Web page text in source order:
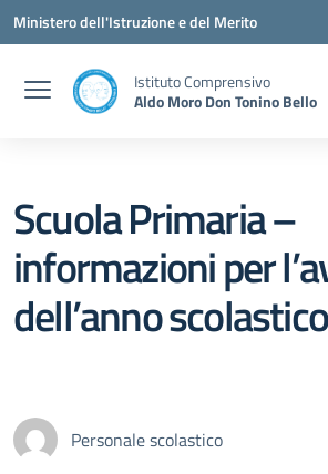
Vai ai contenuti
Vai al menu di navigazione
Vai al footer
Ministero dell'Istruzione e del Merito
Istituto Comprensivo
Aldo Moro Don Tonino Bello
Scuola Primaria –
informazioni per
dell’anno
Personale scolastico